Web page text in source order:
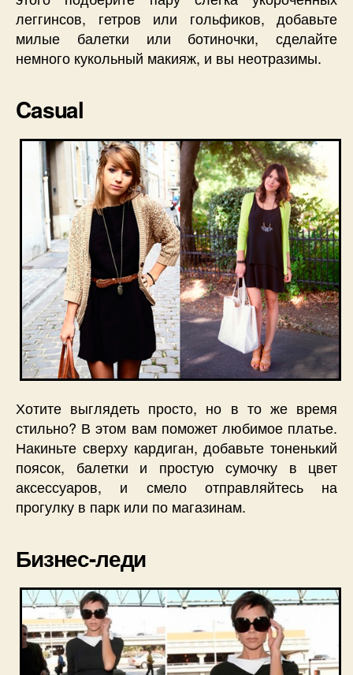
леггинсов, гетров или гольфиков, добавьте
милые балетки или ботиночки, сделайте
немного кукольный макияж, и вы неотразимы.
Casual
Хотите выглядеть просто, но в то же время
стильно? В этом вам поможет любимое платье.
Накиньте сверху кардиган, добавьте тоненький
поясок, балетки и простую сумочку в цвет
аксессуаров, и смело отправляйтесь на
прогулку в парк или по магазинам.
Бизнес-леди